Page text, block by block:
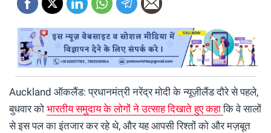
Auckland ऑकलैंड: प्रधानमंत्री नरेंद्र मोदी के न्यूज़ीलैंड दौरे से पहले,
बुधवार को भारतीय समुदाय के लोगों ने उत्साह दिखाते हुए कहाकि वे सालों
से इस पल का इंतजार कर रहे थे, और यह आपसी रिश्तों को और मज़बूत